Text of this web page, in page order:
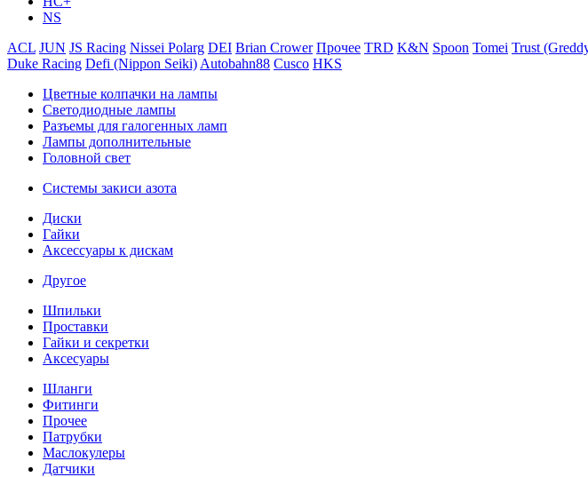
NS
ACL JUN JS Racing Nissei Polarg DEI Brian Crower Прочее TRD K&N Spoon Tomei Trust
Duke Racing Defi (Nippon Seiki) Autobahn88 Cusco HKS
Цветные колпачки на лампы
Светодиодные лампы
Разъемы для галогенных ламп
Лампы дополнительные
Головной свет
Системы закиси азота
Диски
Гайки
Аксессуары к дискам
Другое
Шпильки
Проставки
Гайки и секретки
Аксесуары
Шланги
Фитинги
Прочее
Патрубки
Маслокулеры
Датчики